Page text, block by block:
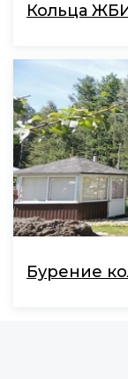
Кольца
Бурение